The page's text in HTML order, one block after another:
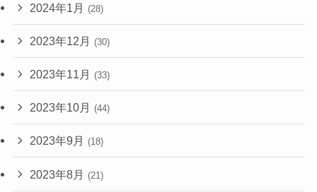
2024年1月 (28)
2023年12月 (30)
2023年11月 (33)
2023年10月 (44)
2023年9月 (18)
2023年8月 (21)